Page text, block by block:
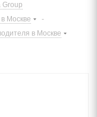
Group
Москве
-
в Москве